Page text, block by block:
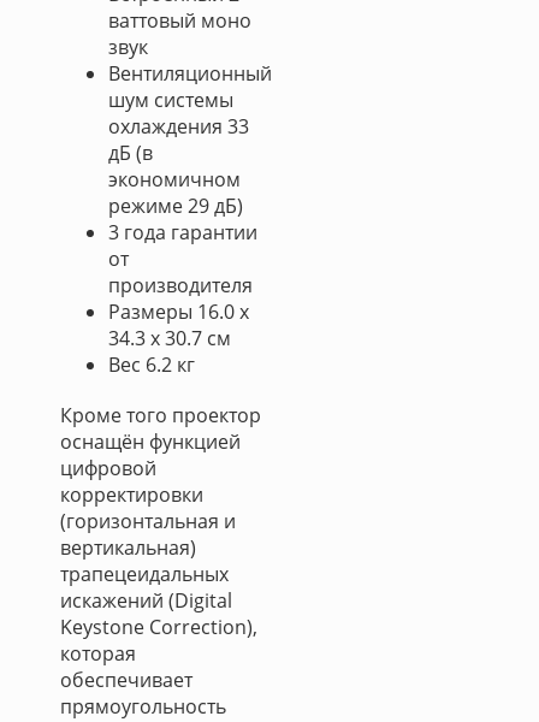
ваттовый моно
звук
Вентиляционный
шум системы
охлаждения 33
дБ (в
экономичном
режиме 29 дБ)
3 года гарантии
от
производителя
Размеры 16.0 x
34.3 x 30.7 см
Вес 6.2 кг
Кроме того проектор
оснащён функцией
цифровой
корректировки
(горизонтальная и
вертикальная)
трапецеидальных
искажений (Digital
Keystone Correction),
которая
обеспечивает
прямоугольность